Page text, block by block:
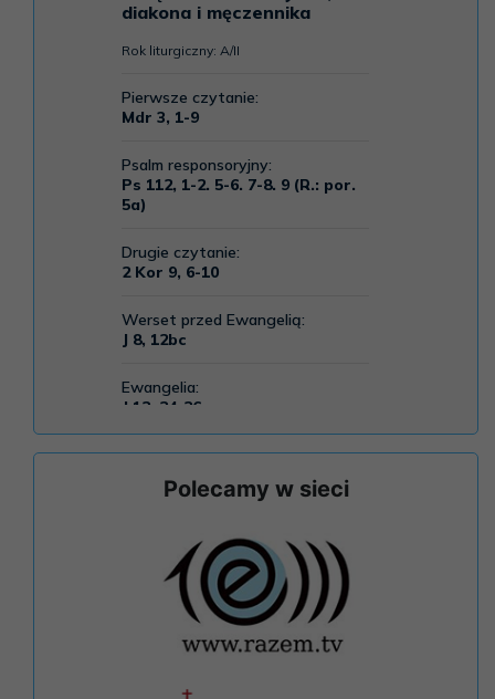
Polecamy w sieci